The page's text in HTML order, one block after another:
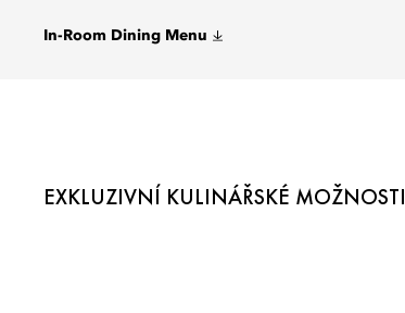
In-Room Dining Menu
EXKLUZIVNÍ KULINÁŘSKÉ MOŽNOSTI